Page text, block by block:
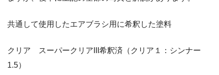
共通して使用したエアブラシ用に希釈した塗料
クリア スーパークリアIII希釈済（クリア１：シンナー
1.5）